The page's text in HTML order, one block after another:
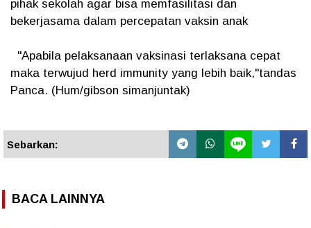
pihak sekolah agar bisa memfasilitasi dan
bekerjasama dalam percepatan vaksin anak
"Apabila pelaksanaan vaksinasi terlaksana cepat
maka terwujud herd immunity yang lebih baik,"tandas
Panca. (Hum/gibson simanjuntak)
Sebarkan:
BACA LAINNYA